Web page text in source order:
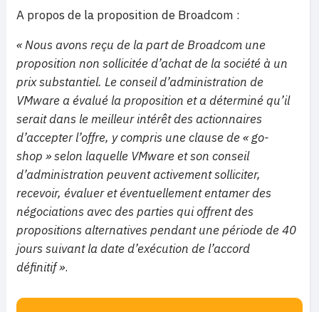
A propos de la proposition de Broadcom :
« Nous avons reçu de la part de Broadcom une
proposition non sollicitée d’achat de la société à un
prix substantiel. Le conseil d’administration de
VMware a évalué la proposition et a déterminé qu’il
serait dans le meilleur intérêt des actionnaires
d’accepter l’offre, y compris une clause de « go-
shop » selon laquelle VMware et son conseil
d’administration peuvent activement solliciter,
recevoir, évaluer et éventuellement entamer des
négociations avec des parties qui offrent des
propositions alternatives pendant une période de 40
jours suivant la date d’exécution de l’accord
définitif ».